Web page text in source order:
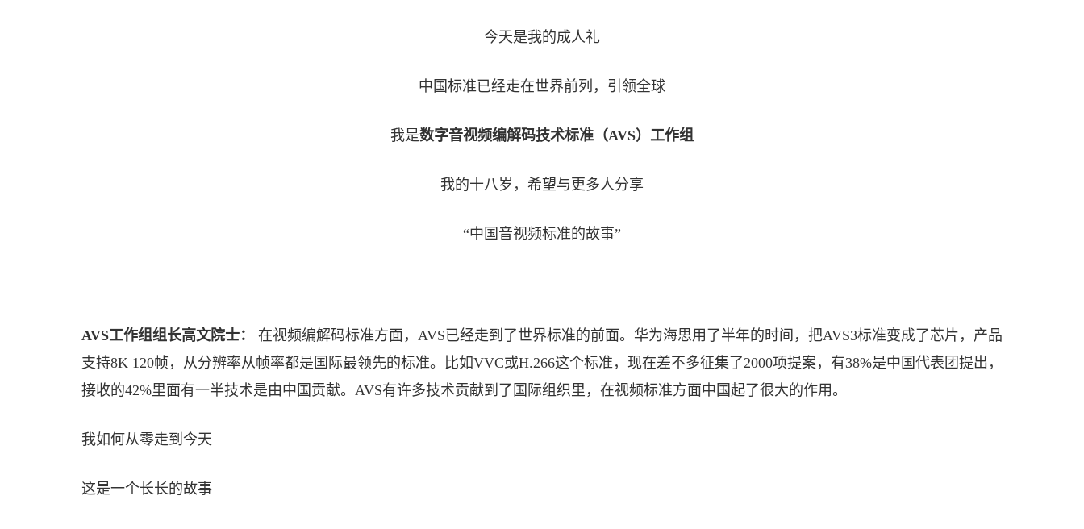
今天是我的成人礼
中国标准已经走在世界前列，引领全球
我是数字音视频编解码技术标准（AVS）工作组
我的十八岁，希望与更多人分享
“中国音视频标准的故事”
AVS工作组组长高文院士：
在视频编解码标准方面，AVS已经走到了世界标准的前面。华为海思用了半年的时间，把AVS3标准变成了芯片，产品
支持8K 120帧，从分辨率从帧率都是国际最领先的标准。比如VVC或H.266这个标准，现在差不多征集了2000项提案，有38%是中国代表团提出，
接收的42%里面有一半技术是由中国贡献。AVS有许多技术贡献到了国际组织里，在视频标准方面中国起了很大的作用。
我如何从零走到今天
这是一个长长的故事